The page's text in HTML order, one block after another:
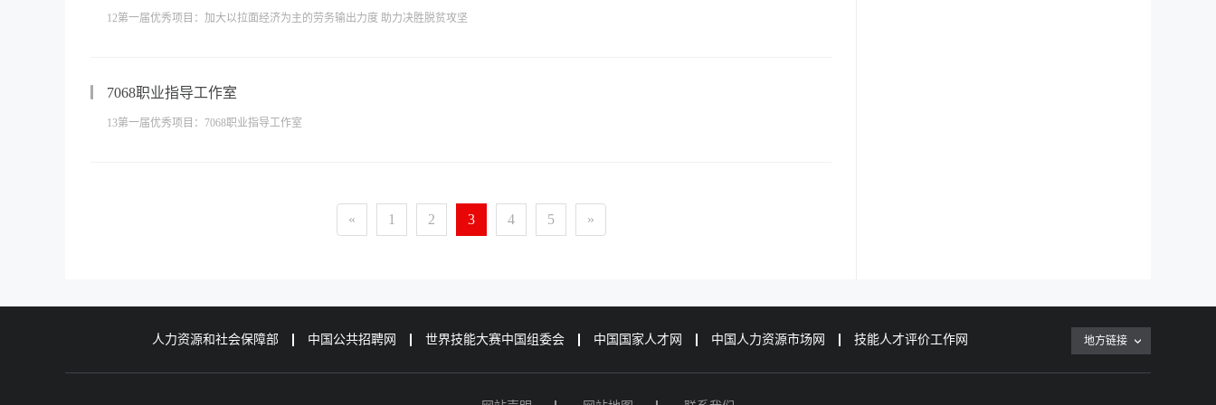
12第一届优秀项目：加大以拉面经济为主的劳务输出力度 助力决胜脱贫攻坚
7068职业指导工作室
13第一届优秀项目：7068职业指导工作室
« 1 2 3 4 5 »
人力资源和社会保障部 中国公共招聘网 世界技能大赛中国组委会 中国国家人才网 中国人力资源市场网 技能人才评价工作网 地方链接